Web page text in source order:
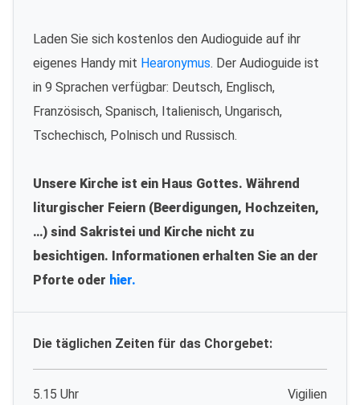
Laden Sie sich kostenlos den Audioguide auf ihr
eigenes Handy mit Hearonymus. Der Audioguide ist
in 9 Sprachen verfügbar: Deutsch, Englisch,
Französisch, Spanisch, Italienisch, Ungarisch,
Tschechisch, Polnisch und Russisch.
Unsere Kirche ist ein Haus Gottes. Während
liturgischer Feiern (Beerdigungen, Hochzeiten,
…) sind Sakristei und Kirche nicht zu
besichtigen. Informationen erhalten Sie an der
Pforte oder hier.
Die täglichen Zeiten für das Chorgebet:
5.15 Uhr Vigilien